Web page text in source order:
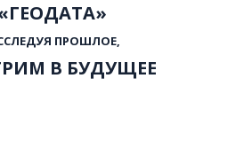
ПРОШЛОЕ,
В БУДУЩЕЕ